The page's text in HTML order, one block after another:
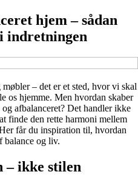
hjem – sådan
indretningen
– det er et sted, hvor vi skal
os hjemme. Men hvordan skaber
afbalanceret? Det handler ikke
finde den rette harmoni mellem
får du inspiration til, hvordan
balance og liv.
– ikke stilen